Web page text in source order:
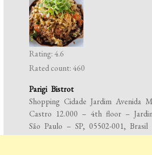
Rating: 4.6
Rated count: 460
Parigi Bistrot
Shopping Cidade Jardim Avenida
Castro 12.000 – 4th floor –
São Paulo – SP, 05502-001, Brasil